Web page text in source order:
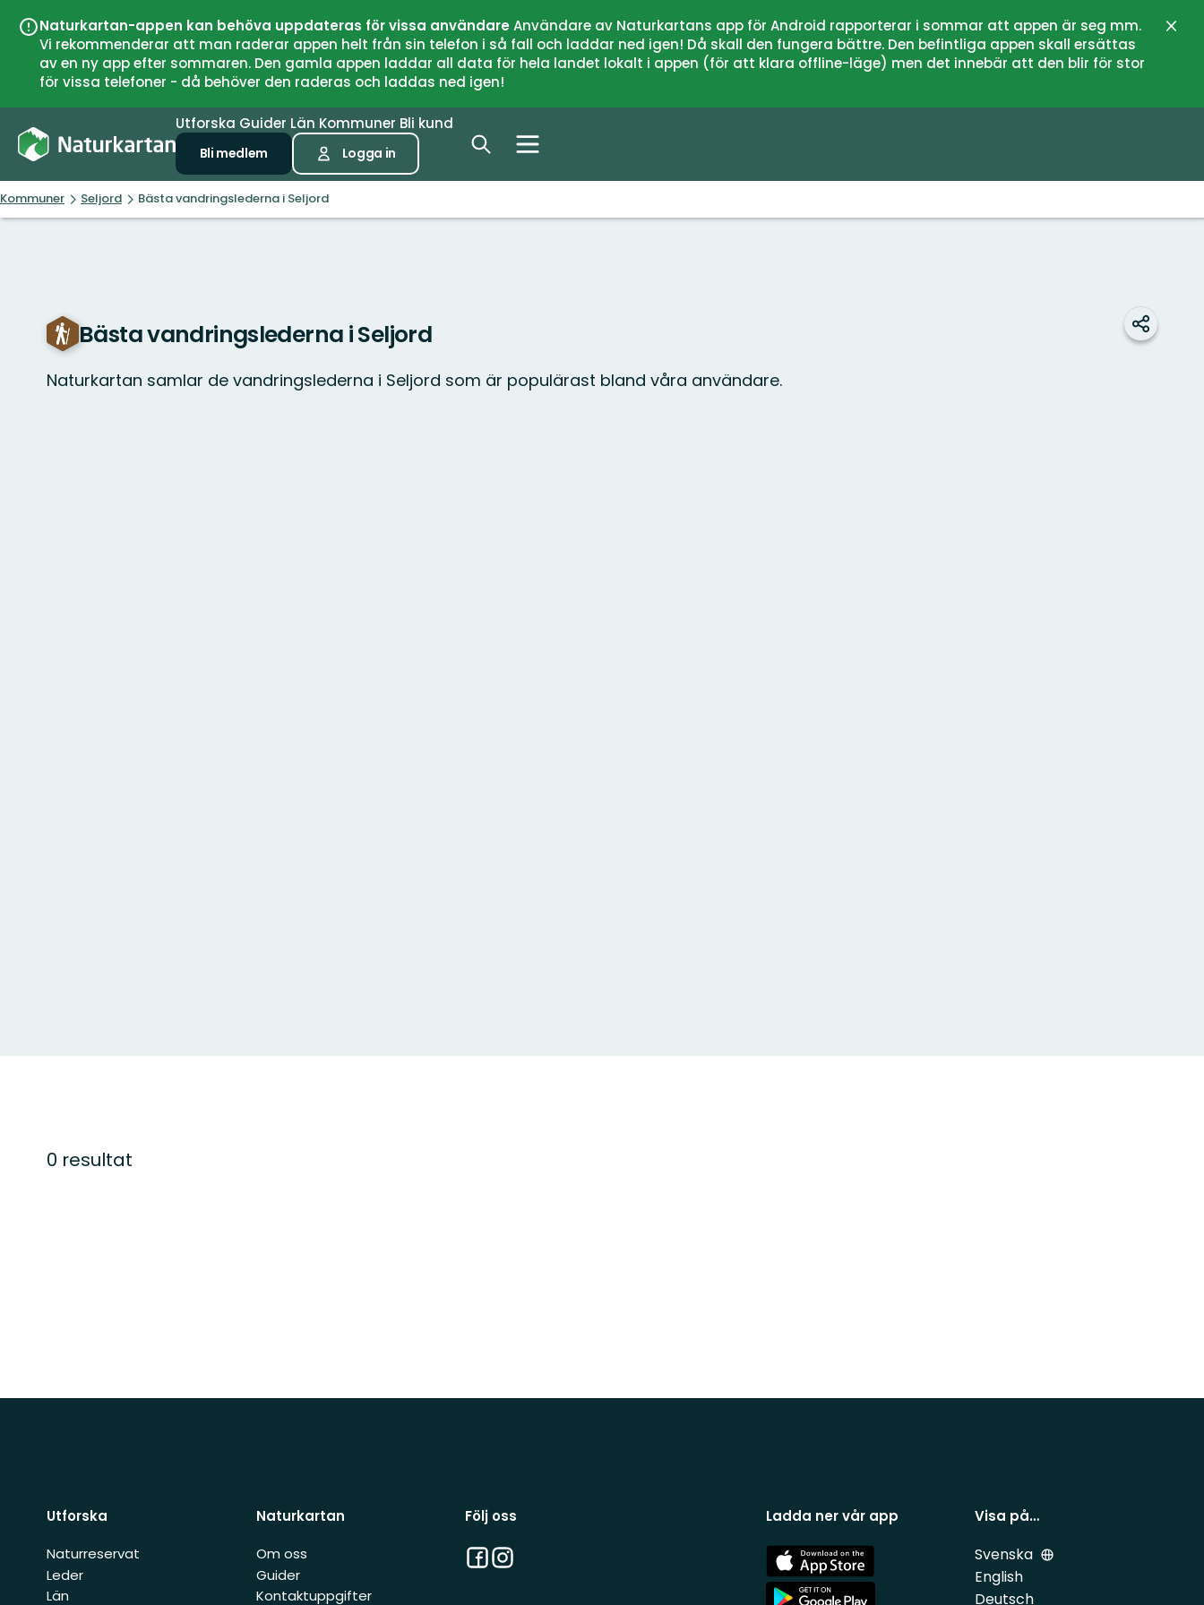
Naturkartan-appen kan behöva uppdateras för vissa användareAnvändare av Naturkartans app för Android rapporterar i sommar att appen är seg mm.
Vi rekommenderar att man raderar appen helt från sin telefon i så fall och laddar ned igen! Då skall den fungera bättre. Den befintliga appen skall ersättas
av en ny app efter sommaren. Den gamla appen laddar all data för hela landet lokalt i appen (för att klara offline-läge) men det innebär att den blir för stor
för vissa telefoner - då behöver den raderas och laddas ned igen!
Utforska Guider Län Kommuner Bli kund
Bli medlem Logga in
Kommuner Seljord Bästa vandringslederna i Seljord
Bästa vandringslederna i Seljord
Naturkartan samlar de vandringslederna i Seljord som är populärast bland våra användare.
Dela
0 resultat
Utforska
Naturreservat
Leder
Län
Naturkartan
Om oss
Guider
Kontaktuppgifter
Följ oss
Facebook
Instagram
Ladda ner vår app
App
Store
App
Visa på…
Svenska
English
Deutsch